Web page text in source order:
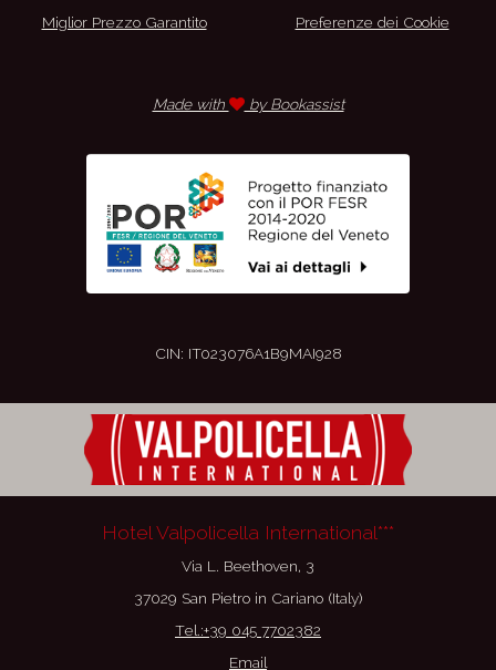
Miglior Prezzo Garantito
Preferenze dei Cookie
Made with by Bookassist
CIN: IT023076A1B9MAI928
Hotel Valpolicella International***
Via L. Beethoven, 3
37029 San Pietro in Cariano (Italy)
Tel.:+39 045 7702382
Email